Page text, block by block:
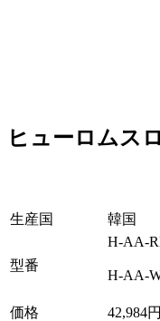
ヒューロムス
生産国 韓国
型番
H-AA-
H-AA-
価格
42,984